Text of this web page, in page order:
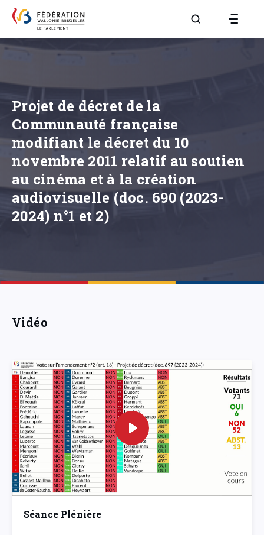
Aller à la page
Projet de décret de la
Communauté française
modifiant le décret du 10
novembre 2011 relatif au soutien
au cinéma et à la création
audiovisuelle (doc. 690 (2023-
2024) n°1 et 2)
Vidéo
Séance Plénière